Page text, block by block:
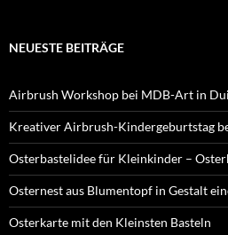
NEUESTE BEITRÄGE
Airbrush Workshop bei MDB-Art in
Kreativer Airbrush-Kindergeburtstag
Osterbastelidee für Kleinkinder –
Osternest aus Blumentopf in Gestalt
Osterkarte mit den Kleinsten Basteln